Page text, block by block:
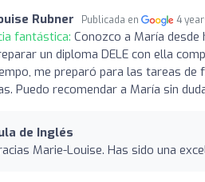
Rubner Publicada en 4
fantástica: Conozco a María
un diploma DELE con ella
me preparó para las tareas de
Puedo recomendar a María sin
de Inglés
Marie-Louise. Has sido una